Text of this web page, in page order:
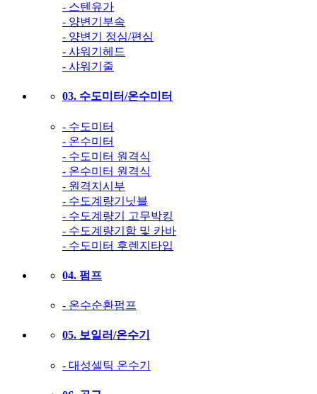
- 스텐유가
- 양변기부속
- 양변기 정심/편심
- 샤워기헤드
- 샤워기줄
03. 수도미터/온수미터
- 수도미터
- 온수미터
- 수도미터 원격식
- 온수미터 원격식
- 원격지시부
- 수도계량기닛블
- 수도계량기 고무박킹
- 수도계량기함 및 카바
- 수도미터 후렌지타입
04. 펌프
- 온수순환펌프
05. 보일러/온수기
- 대성셀틱 온수기